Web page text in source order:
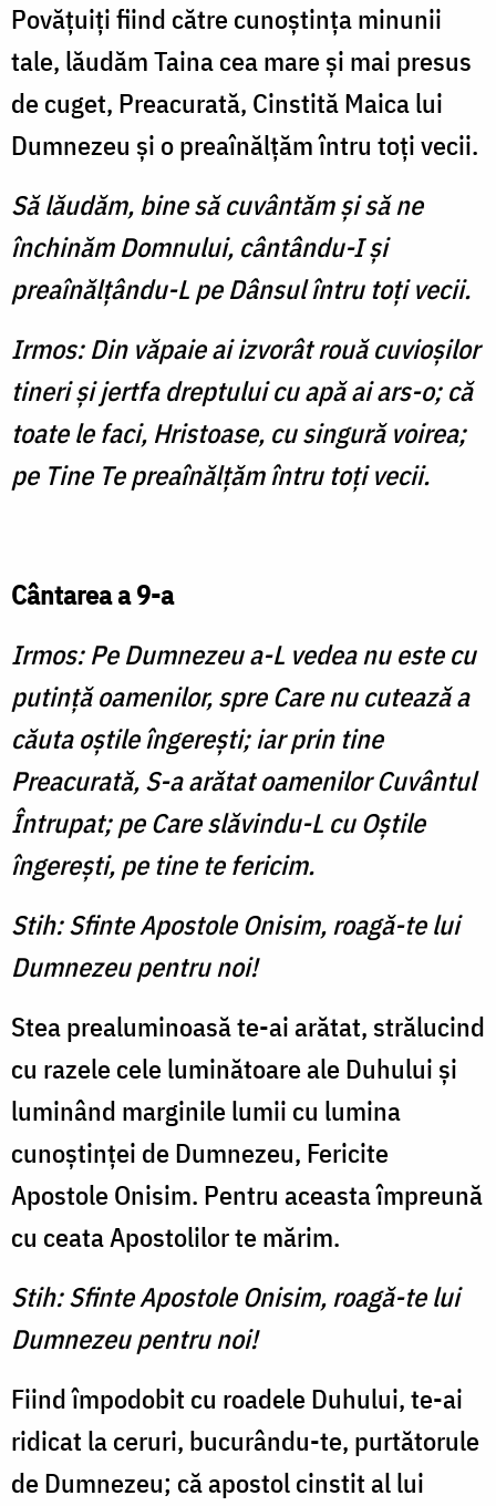
Povăţuiţi fiind către cunoştinţa minunii
tale, lăudăm Taina cea mare şi mai presus
de cuget, Preacurată, Cinstită Maica lui
Dumnezeu şi o preaînălţăm întru toţi vecii.
Să lăudăm, bine să cuvântăm şi să ne
închinăm Domnului, cântându-I şi
preaînălţându-L pe Dânsul întru toţi vecii.
Irmos: Din văpaie ai izvorât rouă cuvioşilor
tineri şi jertfa dreptului cu apă ai ars-o; că
toate le faci, Hristoase, cu singură voirea;
pe Tine Te preaînălţăm întru toţi vecii.
Cântarea a 9-a
Irmos: Pe Dumnezeu a-L vedea nu este cu
putinţă oamenilor, spre Care nu cutează a
căuta oştile îngereşti; iar prin tine
Preacurată, S-a arătat oamenilor Cuvântul
Întrupat; pe Care slăvindu-L cu Oştile
îngereşti, pe tine te fericim.
Stih: Sfinte Apostole Onisim, roagă-te lui
Dumnezeu pentru noi!
Stea prealuminoasă te-ai arătat, strălucind
cu razele cele luminătoare ale Duhului şi
luminând marginile lumii cu lumina
cunoştinţei de Dumnezeu, Fericite
Apostole Onisim. Pentru aceasta împreună
cu ceata Apostolilor te mărim.
Stih: Sfinte Apostole Onisim, roagă-te lui
Dumnezeu pentru noi!
Fiind împodobit cu roadele Duhului, te-ai
ridicat la ceruri, bucurându-te, purtătorule
de Dumnezeu; că apostol cinstit al lui